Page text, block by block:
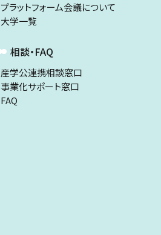
プラットフォーム会議について
大学一覧
相談・FAQ
産学公連携相談窓口
事業化サポート窓口
FAQ